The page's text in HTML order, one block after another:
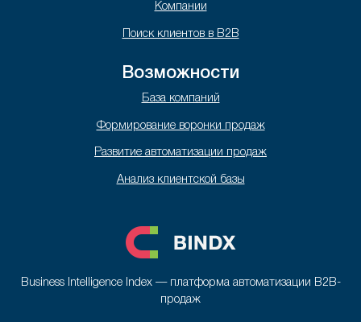
Компании
Поиск клиентов в B2B
Возможности
База компаний
Формирование воронки продаж
Развитие автоматизации продаж
Анализ клиентской базы
Business Intelligence Index — платформа автоматизации B2B-
продаж